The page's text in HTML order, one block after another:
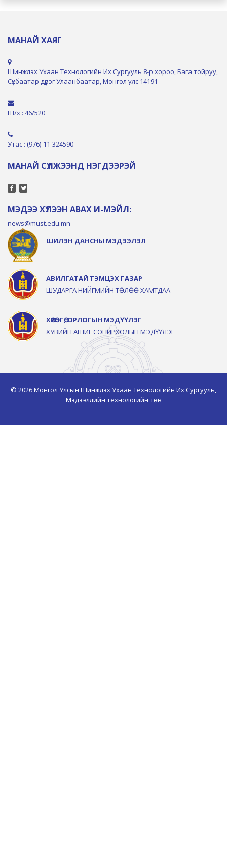
МАНАЙ ХАЯГ
Шинжлэх Ухаан Технологийн Их Сургууль 8-р хороо, Бага тойруу,
Сүхбаатар дүүрэг Улаанбаатар, Монгол улс 14191
Ш/х : 46/520
Утас : (976)-11-324590
МАНАЙ СҮЛЖЭЭНД НЭГДЭЭРЭЙ
МЭДЭЭ ХҮЛЭЭН АВАХ И-МЭЙЛ:
news@must.edu.mn
ШИЛЭН ДАНСНЫ МЭДЭЭЛЭЛ
АВИЛГАТАЙ ТЭМЦЭХ ГАЗАР
ШУДАРГА НИЙГМИЙН ТӨЛӨӨ ХАМТДАА
ХӨРӨНГӨ, ОРЛОГЫН МЭДҮҮЛЭГ
ХУВИЙН АШИГ СОНИРХОЛЫН МЭДҮҮЛЭГ
© 2026 Монгол Улсын Шинжлэх Ухаан Технологийн Их Сургууль,
Мэдээллийн технологийн төв